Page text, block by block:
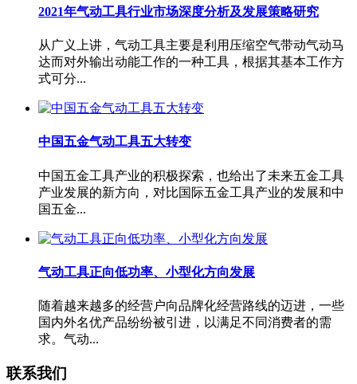
2021年气动工具行业市场深度分析及发展策略研究
从广义上讲，气动工具主要是利用压缩空气带动气动马
达而对外输出动能工作的一种工具，根据其基本工作方
式可分...
中国五金气动工具五大转变
中国五金工具产业的积极探索，也给出了未来五金工具
产业发展的新方向，对比国际五金工具产业的发展和中
国五金...
气动工具正向低功率、小型化方向发展
随着越来越多的经营户向品牌化经营路线的迈进，一些
国内外名优产品纷纷被引进，以满足不同消费者的需
求。气动...
联系我们